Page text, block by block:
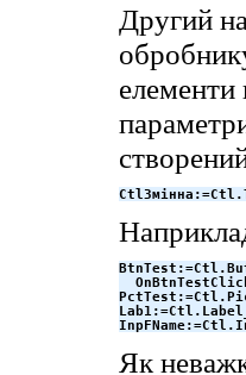
Другий
Як